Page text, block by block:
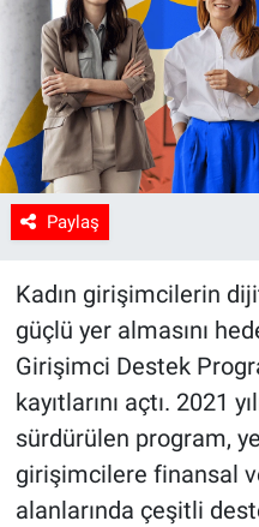
Paylaş
Kadın girişimcilerin
güçlü yer almasını
Girişimci Destek
kayıtlarını açtı. 2021
sürdürülen program,
girişimcilere finansal
alanlarında çeşitli